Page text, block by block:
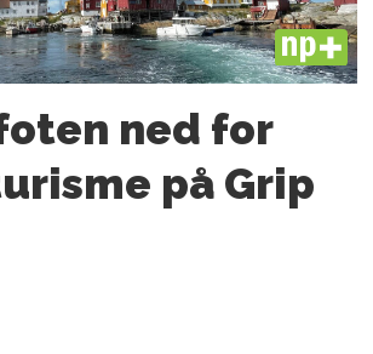
PLUS
ned for
på Grip